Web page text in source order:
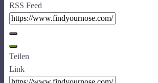
RSS Feed
Teilen
Link